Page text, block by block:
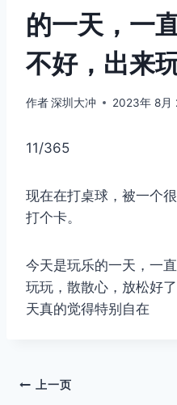
的一天，一
不好，出来
作者深圳大冲 2023年 8月
11/365
现在在打桌球，被一个
打个卡。
今天是玩乐的一天，一
玩玩，散散心，放松好
天真的觉得特别自在
文上一页